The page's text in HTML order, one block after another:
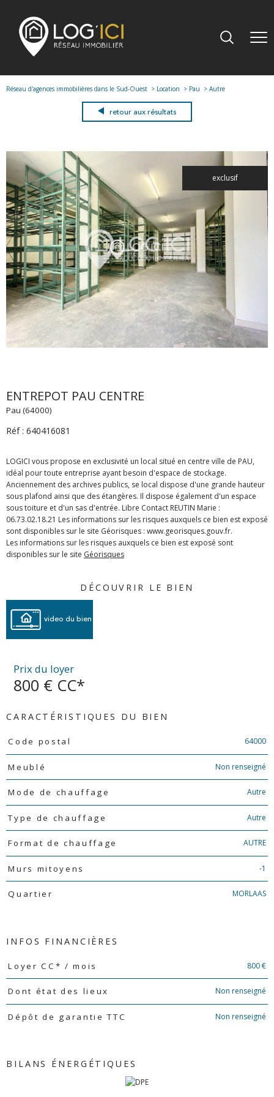
Réseau d'agences immobilières dans le Sud-Ouest Location Pau Autre
retour aux résultats
exclusif
ENTREPOT PAU CENTRE
Pau (64000)
Réf : 640416081
LOGICI vous propose en exclusivité un local situé en centre ville de PAU,
idéal pour toute entreprise ayant besoin d'espace de stockage.
Anciennement des archives publics, se local dispose d'une grande hauteur
sous plafond ainsi que des étangères. Il dispose également d'un espace
sous toiture et d'un sas d'entrée. Libre Contact REUTIN Marie :
06.73.02.18.21 Les informations sur les risques auxquels ce bien est exposé
sont disponibles sur le site Géorisques : www.georisques.gouv.fr.
Les informations sur les risques auxquels ce bien est exposé sont
disponibles sur le site Géorisques
DÉCOUVRIR LE BIEN
video du bien
Prix du loyer
800 € CC*
CARACTÉRISTIQUES DU BIEN
Caractéristiques Valeurs
Code postal 64000
Meublé Non renseigné
Mode de chauffage Autre
Type de chauffage Autre
Format de chauffage AUTRE
Murs mitoyens -1
Quartier MORLAAS
INFOS FINANCIÈRES
Caractéristiques Valeurs
Loyer CC* / mois 800 €
Dont état des lieux Non renseigné
Dépôt de garantie TTC Non renseigné
BILANS ÉNERGÉTIQUES